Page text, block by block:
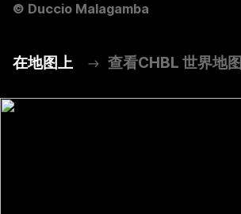
© Duccio Malagamba
在地图上 查看CHBL 世界地图